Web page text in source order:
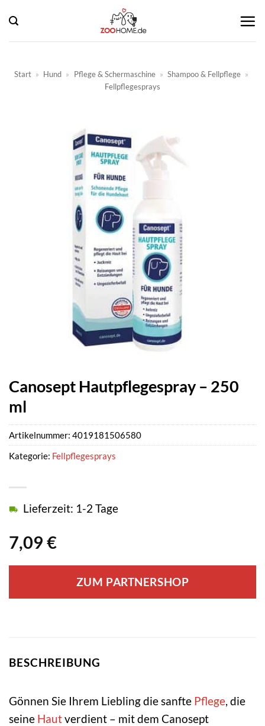
Inhalt
springen
Start » Hund » Pflege & Schermaschine » Shampoo & Fellpflege »
Fellpflegesprays
Canosept Hautpflegespray – 250
ml
7,09 €
Lieferzeit: 1-2 Tage
ZUM PARTNERSHOP
Artikelnummer: 4019181506580
Kategorie: Fellpflegesprays
BESCHREIBUNG
Gönnen Sie Ihrem Liebling die sanfte Pflege , die
seine Hautverdient – mit dem Canosept